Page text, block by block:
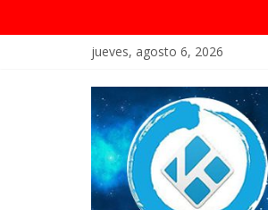
jueves, agosto 6, 2026